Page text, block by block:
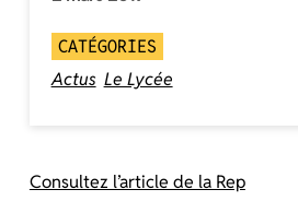
CATÉGORIES
Actus Le Lycée
Consultez l’article de la Rep